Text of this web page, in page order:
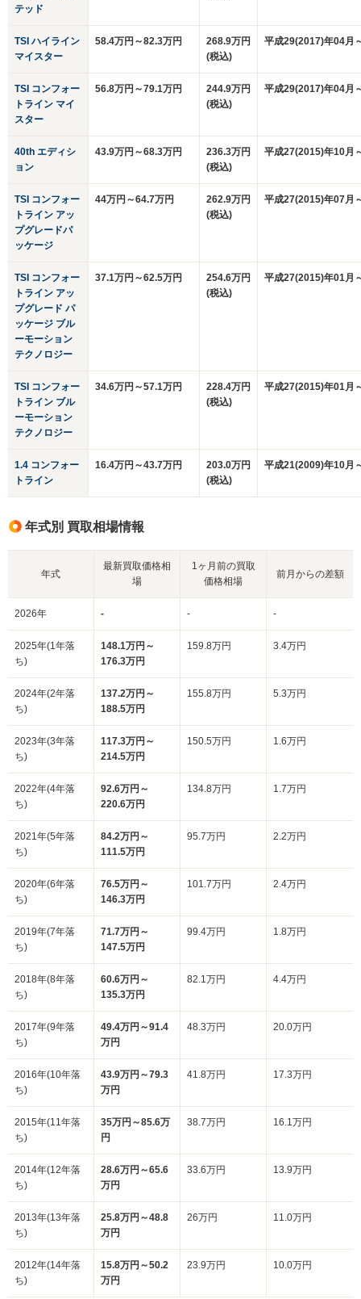
テッド
TSI ハイライン
マイスター
58.4万円～82.3万円
268.9万円
(税込)
平成29(2017)年04月
TSI コンフォー
トライン マイ
スター
56.8万円～79.1万円
244.9万円
(税込)
平成29(2017)年04月
40th エディシ
ョン
43.9万円～68.3万円
236.3万円
(税込)
平成27(2015)年10月
TSI コンフォー
トライン アッ
プグレードパ
ッケージ
44万円～64.7万円
262.9万円
(税込)
平成27(2015)年07月
TSI コンフォー
トライン アッ
プグレード パ
ッケージ ブル
ーモーション
テクノロジー
37.1万円～62.5万円
254.6万円
(税込)
平成27(2015)年01月
TSI コンフォー
トライン ブル
ーモーション
テクノロジー
34.6万円～57.1万円
228.4万円
(税込)
平成27(2015)年01月
1.4 コンフォー
トライン
16.4万円～43.7万円
203.0万円
(税込)
平成21(2009)年10月
年式別 買取相場情報
年式
最新買取価格相
場
1ヶ月前の買取
価格相場
前月からの差額
2026年 - - -
2025年(1年落
ち)
148.1万円～
176.3万円
159.8万円 3.4万円
2024年(2年落
ち)
137.2万円～
188.5万円
155.8万円 5.3万円
2023年(3年落
ち)
117.3万円～
214.5万円
150.5万円 1.6万円
2022年(4年落
ち)
92.6万円～
220.6万円
134.8万円 1.7万円
2021年(5年落
ち)
84.2万円～
111.5万円
95.7万円 2.2万円
2020年(6年落
ち)
76.5万円～
146.3万円
101.7万円 2.4万円
2019年(7年落
ち)
71.7万円～
147.5万円
99.4万円 1.8万円
2018年(8年落
ち)
60.6万円～
135.3万円
82.1万円 4.4万円
2017年(9年落
ち)
49.4万円～91.4
万円
48.3万円 20.0万円
2016年(10年落
ち)
43.9万円～79.3
万円
41.8万円 17.3万円
2015年(11年落
ち)
35万円～85.6万
円
38.7万円 16.1万円
2014年(12年落
ち)
28.6万円～65.6
万円
33.6万円 13.9万円
2013年(13年落
ち)
25.8万円～48.8
万円
26万円 11.0万円
2012年(14年落
ち)
15.8万円～50.2
万円
23.9万円 10.0万円